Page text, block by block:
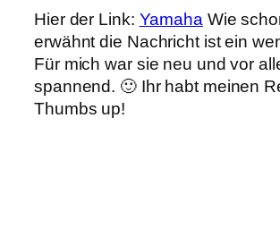
Hier der Link: YamahaWie
erwähnt die Nachricht ist ein
Für mich war sie neu und vor
spannend. 🙂 Ihr habt meinen
Thumbs up!